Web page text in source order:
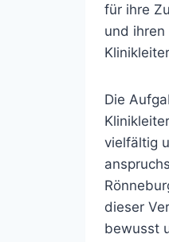
für ihre
und ihren
Die
vielfältig
dieser
bewusst